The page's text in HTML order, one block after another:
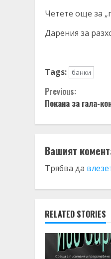
Четете още за
Дарения за
Tags:
банки
Continue
Reading
Previous:
Покана за гала-
Вашият
Трябва да
RELATED STORIES